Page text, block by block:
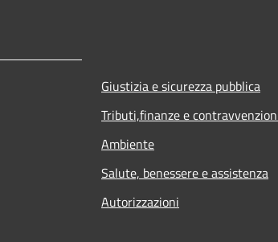
Giustizia e sicurezza pubblica
Tributi,finanze e
Ambiente
Salute, benessere e assistenza
Autorizzazioni